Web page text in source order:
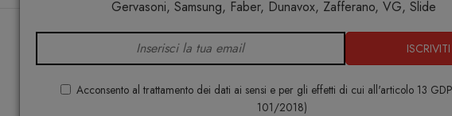
Gervasoni, Samsung, Faber, Dunavox, Zafferano, VG, Slide
ISCRIVITI
Acconsento al trattamento dei dati ai sensi e per gli effetti di cui all'articolo 13
101/2018)
Sedia
BONTEMPI